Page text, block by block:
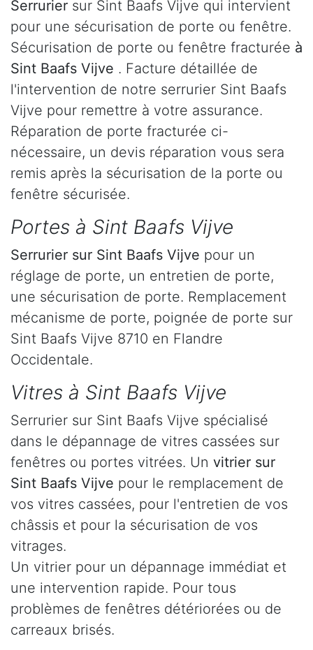
Serrurier sur Sint Baafs Vijve qui intervient
pour une sécurisation de porte ou fenêtre.
Sécurisation de porte ou fenêtre fracturée à
Sint Baafs Vijve . Facture détaillée de
l'intervention de notre serrurier Sint Baafs
Vijve pour remettre à votre assurance.
Réparation de porte fracturée ci-
nécessaire, un devis réparation vous sera
remis après la sécurisation de la porte ou
fenêtre sécurisée.
Portes à Sint Baafs Vijve
Serrurier sur Sint Baafs Vijve pour un
réglage de porte, un entretien de porte,
une sécurisation de porte. Remplacement
mécanisme de porte, poignée de porte sur
Sint Baafs Vijve 8710 en Flandre
Occidentale.
Vitres à Sint Baafs Vijve
Serrurier sur Sint Baafs Vijve spécialisé
dans le dépannage de vitres cassées sur
fenêtres ou portes vitrées. Un vitrier sur
Sint Baafs Vijve pour le remplacement de
vos vitres cassées, pour l'entretien de vos
châssis et pour la sécurisation de vos
vitrages.
Un vitrier pour un dépannage immédiat et
une intervention rapide. Pour tous
problèmes de fenêtres détériorées ou de
carreaux brisés.